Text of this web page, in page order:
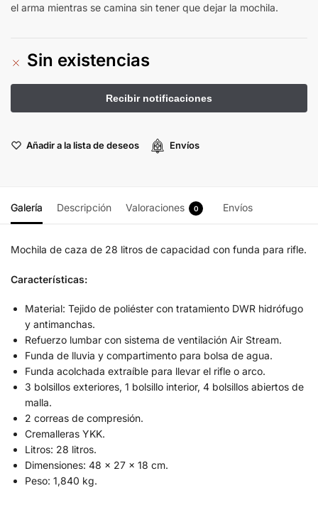
el arma mientras se camina sin tener que dejar la mochila.
Sin existencias
Añadir a la lista de deseos Envíos
Galería Descripción Valoraciones 0 Envíos
Mochila de caza de 28 litros de capacidad con funda para rifle.
Características:
Material: Tejido de poliéster con tratamiento DWR hidrófugo
y antimanchas.
Refuerzo lumbar con sistema de ventilación Air Stream.
Funda de lluvia y compartimento para bolsa de agua.
Funda acolchada extraíble para llevar el rifle o arco.
3 bolsillos exteriores, 1 bolsillo interior, 4 bolsillos abiertos de
malla.
2 correas de compresión.
Cremalleras YKK.
Litros: 28 litros.
Dimensiones: 48 x 27 x 18 cm.
Peso: 1,840 kg.